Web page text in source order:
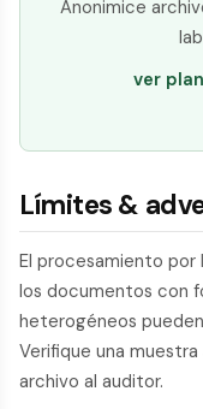
Anonimice
ver
Límites &
El procesamiento por
los documentos con
heterogéneos
Verifique una
archivo al auditor.